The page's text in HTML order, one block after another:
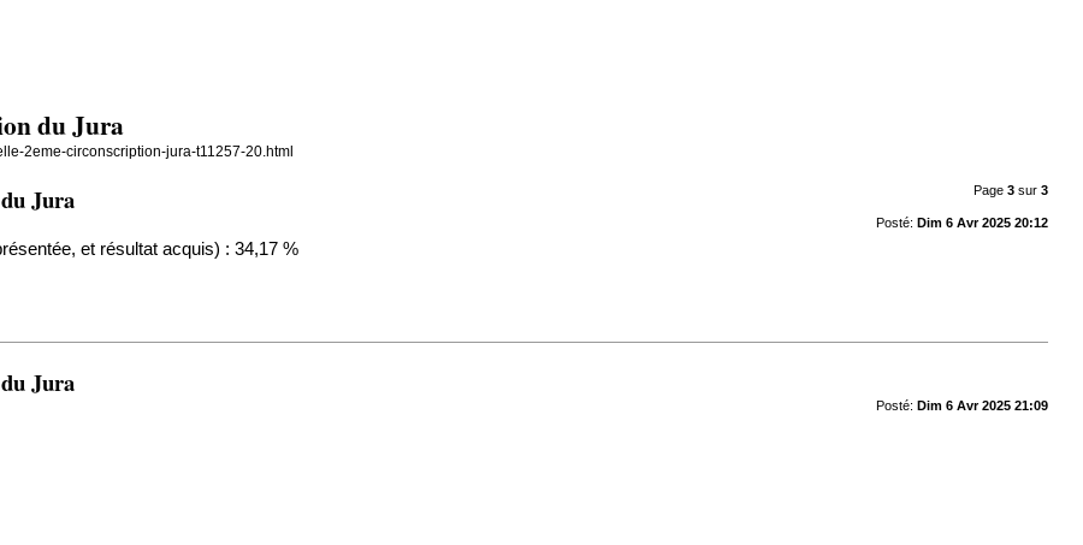
du Jura
2eme-circonscription-jura-t11257-20.html
Page 3sur 3
Jura
Posté: Dim 6 Avr 2025 20:12
et résultat acquis) : 34,17 %
Jura
Posté: Dim 6 Avr 2025 21:09